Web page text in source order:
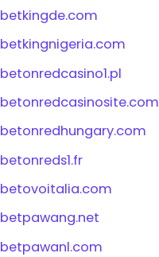
betkingde.com
betkingnigeria.com
betonredcasino1.pl
betonredcasinosite.com
betonredhungary.com
betonreds1.fr
betovoitalia.com
betpawang.net
betpawanl.com